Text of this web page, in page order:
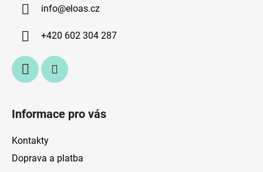
info@eloas.cz
+420 602 304 287
Informace pro vás
Kontakty
Doprava a platba